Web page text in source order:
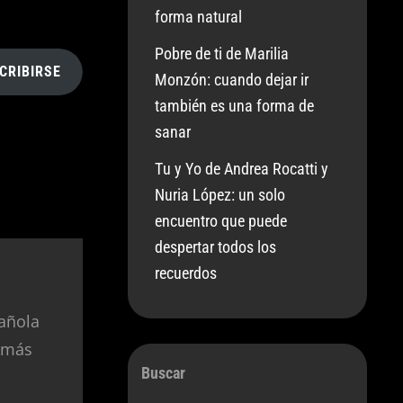
forma natural
Pobre de ti de Marilia
Monzón: cuando dejar ir
también es una forma de
sanar
Tu y Yo de Andrea Rocatti y
Nuria López: un solo
encuentro que puede
despertar todos los
recuerdos
Buscar